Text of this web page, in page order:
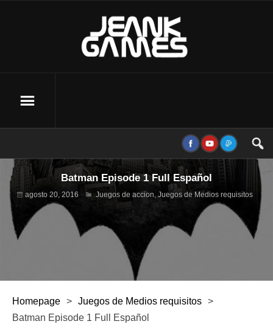
Batman Episode 1 Full Español
agosto 20, 2016 Juegos de accion, Juegos de Medios requisitos
Homepage > Juegos de Medios requisitos >
Batman Episode 1 Full Español